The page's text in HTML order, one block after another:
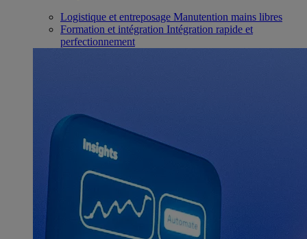
Logistique et entreposage Manutention mains libres
Formation et intégration Intégration rapide et
perfectionnement